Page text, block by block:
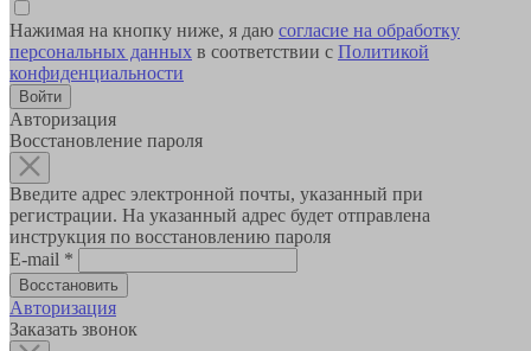
Нажимая на кнопку ниже, я даю согласие на обработку
персональных данных в соответствии с Политикой
конфиденциальности
Авторизация
Восстановление пароля
Введите адрес электронной почты, указанный при
регистрации. На указанный адрес будет отправлена
инструкция по восстановлению пароля
E-mail *
Авторизация
Заказать звонок